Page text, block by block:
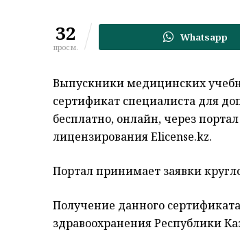
32
просм.
Whatsapp
Выпускники медицинских
сертификат специалиста для
бесплатно, онлайн, через
лицензирования Elicense.kz.
Портал принимает заявки
Получение данного
здравоохранения Республики